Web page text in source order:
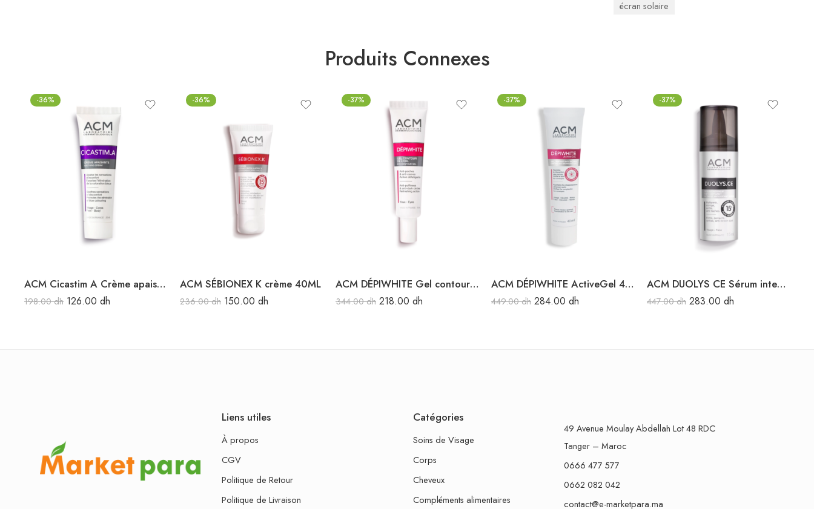
écran solaire
Produits Connexes
-36%
ACM Cicastim A Crème apaisante 20ML
198.00dh 126.00 dh
-36%
ACM SÉBIONEX K crème 40ML
236.00dh 150.00 dh
-37%
ACM DÉPIWHITE Gel contour de l’œil 15ML
344.00dh 218.00 dh
-37%
ACM DÉPIWHITE ActiveGel 40ML
449.00dh 284.00 dh
-37%
ACM DUOLYS CE Sérum intensif anti-oxydant 15ML
447.00dh 283.00 dh
Liens utiles
À propos
CGV
Politique de Retour
Politique de Livraison
Catégories
Soins de Visage
Corps
Cheveux
Compléments alimentaires
49 Avenue Moulay Abdellah Lot 48 RDC
Tanger – Maroc
0666 477 577
0662 082 042
contact@e-marketpara.ma